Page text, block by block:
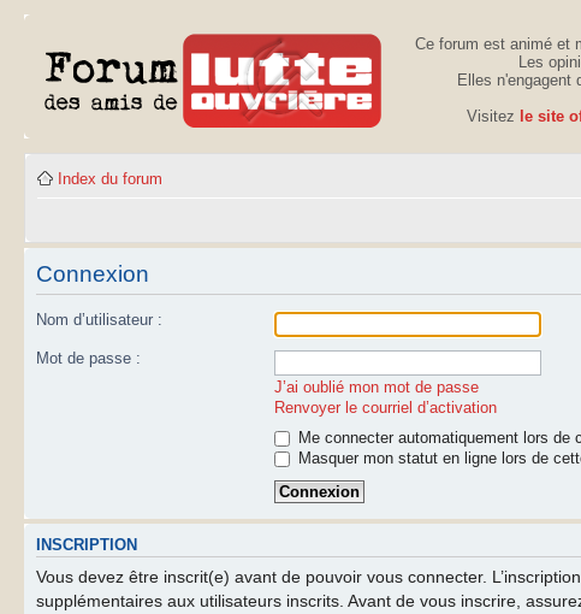
Ce forum est animé et
Les
Elles n'engagent
Visitez le site
Index du forum
Connexion
Nom d’utilisateur :
Mot de passe :
J’ai oublié mon mot de passe
Renvoyer le courriel d’activation
Me connecter automatiquement lors de
Masquer mon statut en ligne lors de
INSCRIPTION
Vous devez être inscrit(e) avant de pouvoir vous connecter.
supplémentaires aux utilisateurs inscrits. Avant de vous inscrire,